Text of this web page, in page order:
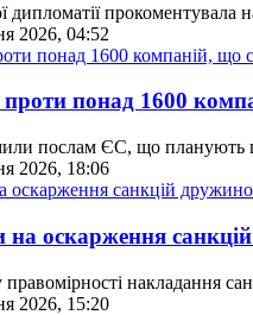
дипломатії
2026, 04:52
проти понад 1600
послам ЄС, що планують
2026, 18:06
на оскарження
накладання
2026, 15:20